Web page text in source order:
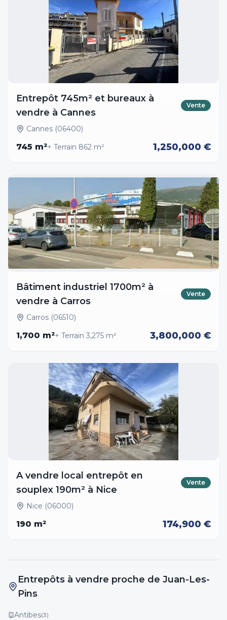
Entrepôt 745m² et bureaux à
vendre à Cannes
Vente
Cannes (06400)
745 m²+ Terrain 862 m² 1,250,000 €
Bâtiment industriel 1700m² à
vendre à Carros
Vente
Carros (06510)
1,700 m²+ Terrain 3,275 m² 3,800,000 €
A vendre local entrepôt en
souplex 190m² à Nice
Vente
Nice (06000)
190 m² 174,900 €
Entrepôts à vendre proche de Juan-Les-
Pins
Antibes(3)